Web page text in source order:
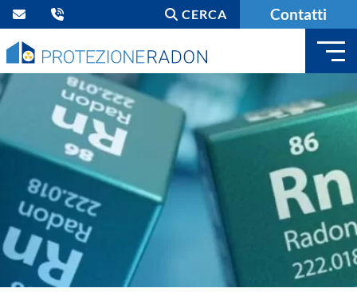
CERCA Contatti